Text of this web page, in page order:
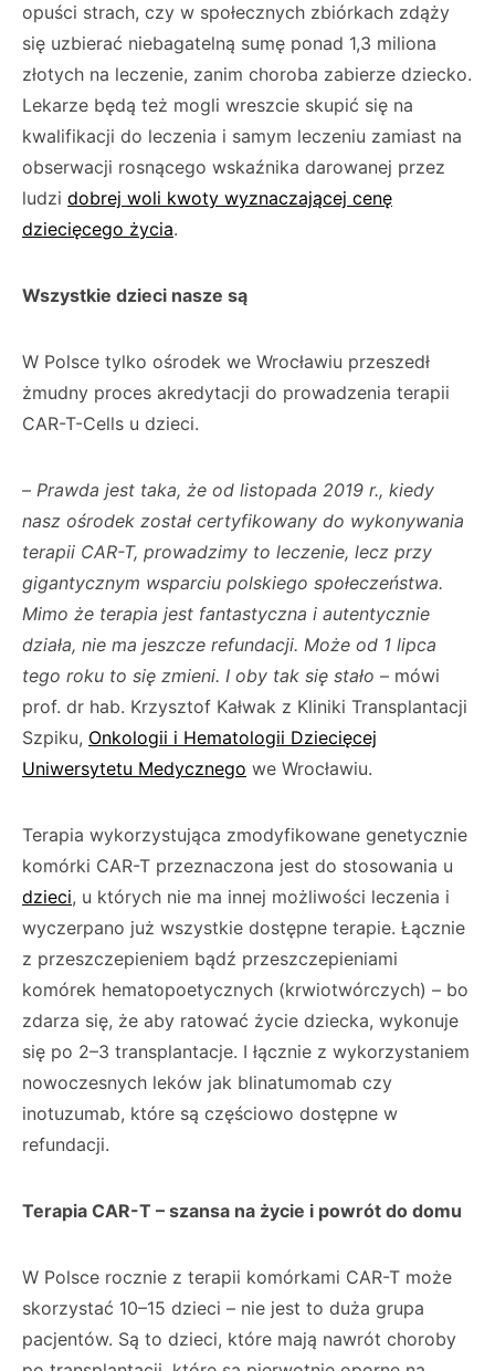
opuści strach, czy w społecznych zbiórkach zdąży
się uzbierać niebagatelną sumę ponad 1,3 miliona
złotych na leczenie, zanim choroba zabierze dziecko.
Lekarze będą też mogli wreszcie skupić się na
kwalifikacji do leczenia i samym leczeniu zamiast na
obserwacji rosnącego wskaźnika darowanej przez
ludzi dobrej woli kwoty wyznaczającej cenę
dziecięcego życia.
Wszystkie dzieci nasze są
W Polsce tylko ośrodek we Wrocławiu przeszedł
żmudny proces akredytacji do prowadzenia terapii
CAR-T-Cells u dzieci.
– Prawda jest taka, że od listopada 2019 r., kiedy
nasz ośrodek został certyfikowany do wykonywania
terapii CAR-T, prowadzimy to leczenie, lecz przy
gigantycznym wsparciu polskiego społeczeństwa.
Mimo że terapia jest fantastyczna i autentycznie
działa, nie ma jeszcze refundacji. Może od 1 lipca
tego roku to się zmieni. I oby tak się stało – mówi
prof. dr hab. Krzysztof Kałwak z Kliniki Transplantacji
Szpiku, Onkologii i Hematologii Dziecięcej
Uniwersytetu Medycznego we Wrocławiu.
Terapia wykorzystująca zmodyfikowane genetycznie
komórki CAR-T przeznaczona jest do stosowania u
dzieci, u których nie ma innej możliwości leczenia i
wyczerpano już wszystkie dostępne terapie. Łącznie
z przeszczepieniem bądź przeszczepieniami
komórek hematopoetycznych (krwiotwórczych) – bo
zdarza się, że aby ratować życie dziecka, wykonuje
się po 2–3 transplantacje. I łącznie z wykorzystaniem
nowoczesnych leków jak blinatumomab czy
inotuzumab, które są częściowo dostępne w
refundacji.
Terapia CAR-T – szansa na życie i powrót do domu
W Polsce rocznie z terapii komórkami CAR-T może
skorzystać 10–15 dzieci – nie jest to duża grupa
pacjentów. Są to dzieci, które mają nawrót choroby